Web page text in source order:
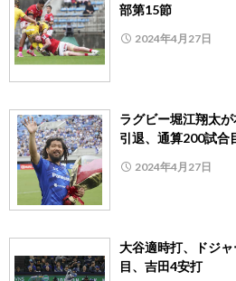
部第15節
2024年4月27日
ラグビー堀江翔太
引退、通算200試合
2024年4月27日
大谷適時打、ドジ
目、吉田4安打